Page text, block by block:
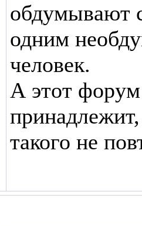
обдумывают
одним
человек.
А этот форум
такого не